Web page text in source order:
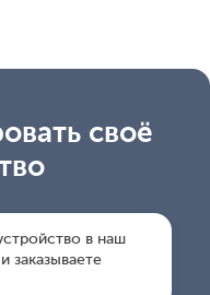
своё
в наш
заказываете